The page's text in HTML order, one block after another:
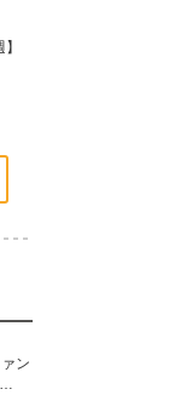
ン